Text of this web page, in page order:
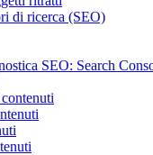
di ricerca (SEO)
SEO: Search